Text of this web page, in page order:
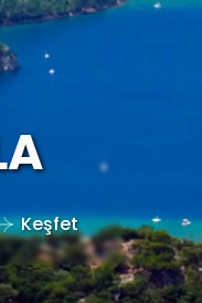
Keşfet